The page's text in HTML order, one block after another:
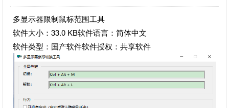
多显示器限制鼠标范围工具
软件大小：33.0 KB软件语言：简体中文
软件类型：国产软件软件授权：共享软件